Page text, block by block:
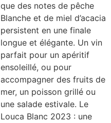
que des notes de pêche
Blanche et de miel d’acacia
persistent en une finale
longue et élégante. Un vin
parfait pour un apéritif
ensoleillé, ou pour
accompagner des fruits de
mer, un poisson grillé ou
une salade estivale. Le
Louca Blanc 2023 : une